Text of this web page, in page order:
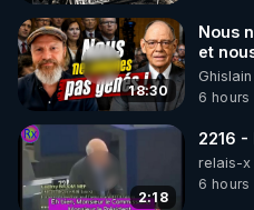
18:30
Nous
et
de nous
Ghislain
6 hours
2:18
2216 -
relais-x
6 hours